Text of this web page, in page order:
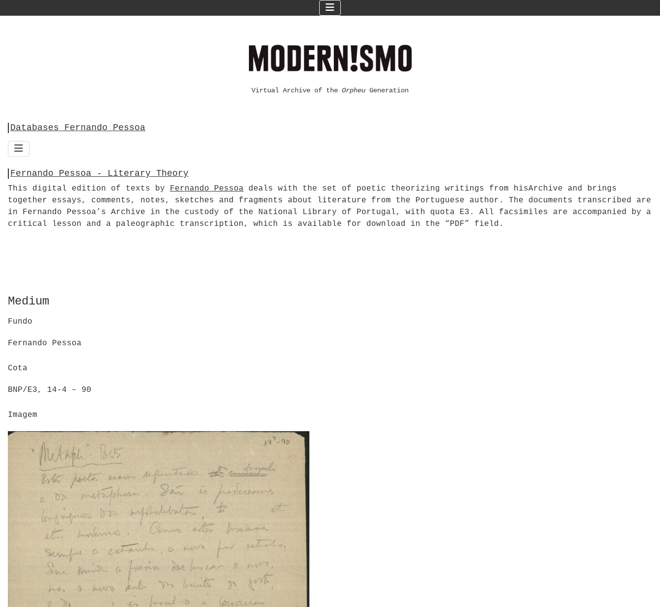
Virtual Archive of the Orpheu Generation
Databases Fernando Pessoa
Fernando Pessoa - Literary Theory
This digital edition of texts by Fernando Pessoa deals with the set of poetic theorizing writings from hisArchive and brings
together essays, comments, notes, sketches and fragments about literature from the Portuguese author. The documents transcribed are
in Fernando Pessoa’s Archive in the custody of the National Library of Portugal, with quota E3. All facsimiles are accompanied by a
critical lesson and a paleographic transcription, which is available for download in the “PDF” field.
Medium
Fundo
Fernando Pessoa
Cota
BNP/E3, 14-4 – 90
Imagem